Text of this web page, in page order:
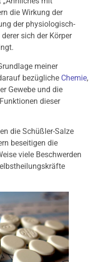
die Wirkung der
der physiologisch-
sich der Körper
meiner
bezügliche Chemie,
Gewebe und die
dieser
die Schüßler-Salze
beseitigen die
viele Beschwerden